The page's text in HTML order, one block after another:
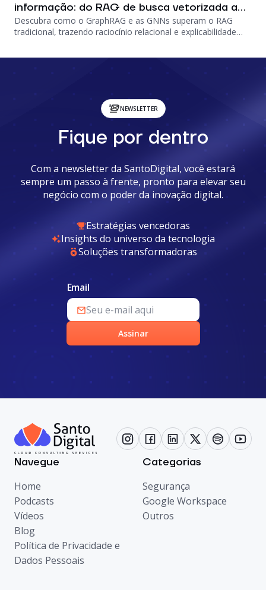
informação: do RAG de busca vetorizada ao
GraphRAG e o papel das redes neurais em
grafos
Descubra como o GraphRAG e as GNNs superam o RAG
tradicional, trazendo raciocínio relacional e explicabilidade
NEWSLETTER
Fique por dentro
Com a newsletter da SantoDigital, você estará
sempre um passo à frente, pronto para elevar seu
negócio com o poder da inovação digital.
Estratégias vencedoras
Insights do universo da tecnologia
Soluções transformadoras
Email
Assinar
Navegue
Home
Podcasts
Vídeos
Blog
Política de Privacidade e
Dados Pessoais
Categorias
Segurança
Google Workspace
Outros